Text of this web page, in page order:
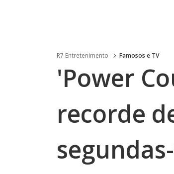
R7 Entretenimento Famosos e TV
'Power
recorde